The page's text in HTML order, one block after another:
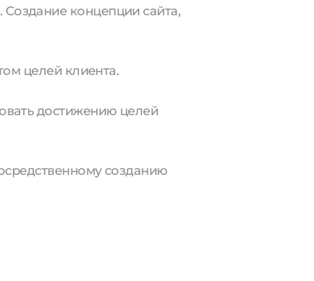
концепции сайта,
целей клиента.
достижению целей
созданию